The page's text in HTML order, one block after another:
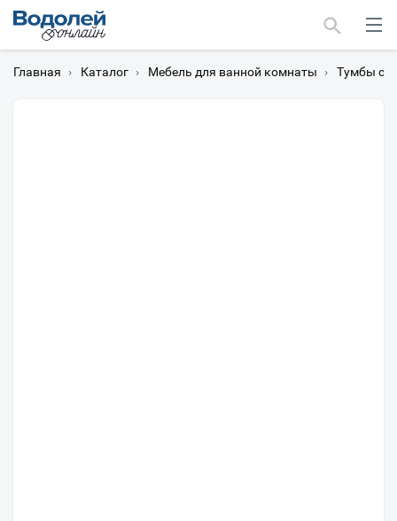
Главная › Каталог › Мебель для ванной комнаты › Тумбы с